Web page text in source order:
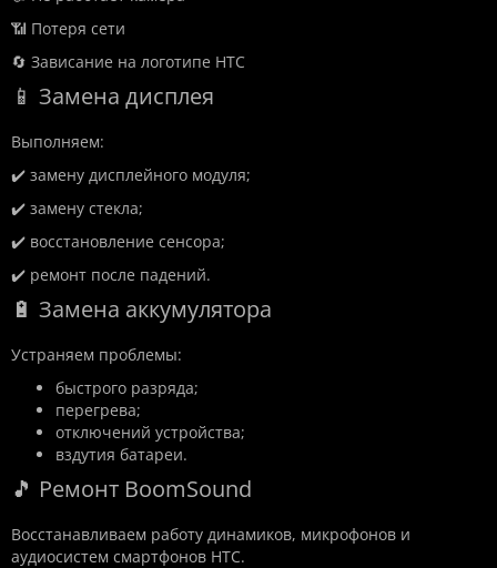
📶 Потеря сети
🔄 Зависание на логотипе HTC
📱 Замена дисплея
Выполняем:
✔️ замену дисплейного модуля;
✔️ замену стекла;
✔️ восстановление сенсора;
✔️ ремонт после падений.
🔋 Замена аккумулятора
Устраняем проблемы:
быстрого разряда;
перегрева;
отключений устройства;
вздутия батареи.
🎵 Ремонт BoomSound
Восстанавливаем работу динамиков, микрофонов и
аудиосистем смартфонов HTC.